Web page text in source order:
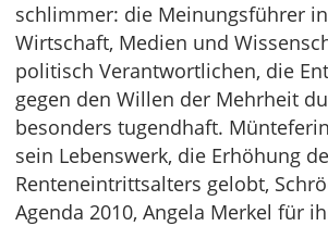
schlimmer: die Meinungsführer
Wirtschaft, Medien und
politisch Verantwortlichen, die
gegen den Willen der Mehrheit
besonders tugendhaft.
sein Lebenswerk, die Erhöhung
Renteneintrittsalters gelobt,
Agenda 2010, Angela Merkel für